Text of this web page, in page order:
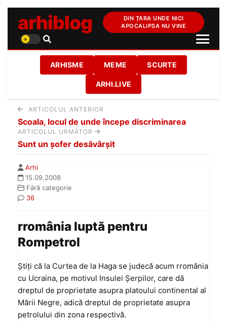
arhiblog
DIN ȚARA UNDE NICI
APOCALIPSA NU VINE
ARHISME MEME SCURTE
ARHI.LIVE
ARTICOLUL ANTERIOR
Scoala, locul de unde începe discriminarea
ARTICOLUL URMĂTOR
Sunt un şofer desăvârşit
Arhi
15.09.2008
Fără categorie
36
rromânia luptă pentru
Rompetrol
Știți că la Curtea de la Haga se judecă acum rromânia
cu Ucraina, pe motivul Insulei Șerpilor, care dă
dreptul de proprietate asupra platoului continental al
Mării Negre, adică dreptul de proprietate asupra
petrolului din zona respectivă.